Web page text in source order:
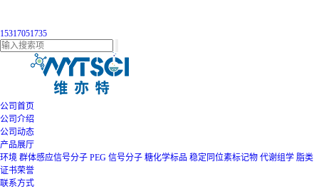
15317051735
公司首页
公司介绍
公司动态
产品展厅
环境 群体感应信号分子 PEG 信号分子 糖化学标品 稳定同位素标记物 代谢组学 脂类
证书荣誉
联系方式